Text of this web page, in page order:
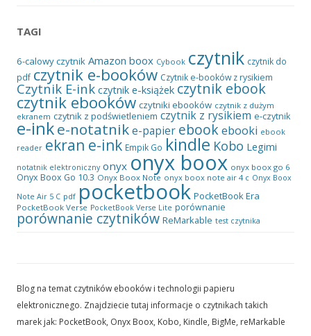
TAGI
6-calowy czytnik Amazon boox Cybook czytnik czytnik do
pdf czytnik e-booków Czytnik e-booków z rysikiem
Czytnik E-ink czytnik e-książek czytnik ebook
czytnik ebooków czytniki ebooków czytnik z dużym
ekranem czytnik z podświetleniem czytnik z rysikiem e-czytnik
e-inke-notatnike-papier ebookebooki ebook
reader ekran e-ink Empik Go kindle Kobo Legimi
notatnik elektroniczny onyx onyx boox onyx boox go 6
Onyx Boox Go 10.3 Onyx Boox Note onyx boox note air 4 c Onyx Boox
Note Air 5 C pdf pocketbook PocketBook Era
PocketBook Verse PocketBook Verse Lite porównanie
porównanie czytników ReMarkable test czytnika
Blog na temat czytników ebooków i technologii papieru
elektronicznego. Znajdziecie tutaj informacje o czytnikach takich
marek jak: PocketBook, Onyx Boox, Kobo, Kindle, BigMe, reMarkable